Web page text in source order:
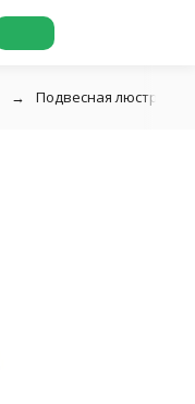
Подвесная люстра